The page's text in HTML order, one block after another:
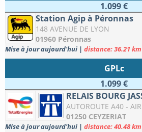
1.099 €
Station Agip à Péronnas
148 AVENUE DE LYON
01960 Péronnas
Mise à jour aujourd'hui | distance: 36.21 km
GPLc
1.099 €
RELAIS BOURG
AUTOROUTE A40 -
01250 CEYZERIAT
Mise à jour aujourd'hui | distance: 40.48 km